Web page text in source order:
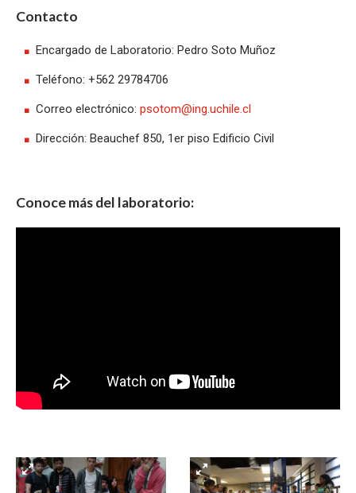
Contacto
Encargado de Laboratorio: Pedro Soto Muñoz
Teléfono: +562 29784706
Correo electrónico: psotom@ing.uchile.cl
Dirección: Beauchef 850, 1er piso Edificio Civil
Conoce más del laboratorio: